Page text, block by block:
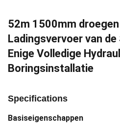
52m 1500mm
Ladingsvervoer van
Enige Volledige
Boringsinstallatie
Specifications
Basiseigenschappen